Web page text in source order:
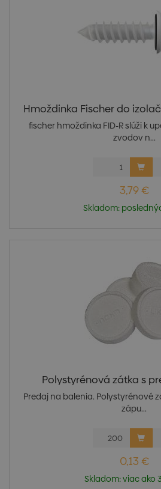
Hmoždinka Fischer do
fischer hmoždinka FID-R slúži k
zvodov n...
3,79 €
Skladom:
Polystyrénová zátka s
Predaj na balenia. Polystyrénové
zápu...
0,13 €
Skladom: viac ako